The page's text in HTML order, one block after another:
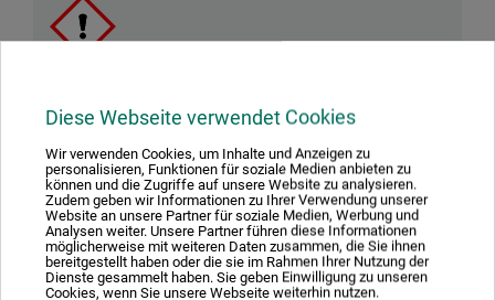
Diese Webseite verwendet Cookies
Wir verwenden Cookies, um Inhalte und Anzeigen zu
personalisieren, Funktionen für soziale Medien anbieten zu
können und die Zugriffe auf unsere Website zu analysieren.
Zudem geben wir Informationen zu Ihrer Verwendung unserer
Website an unsere Partner für soziale Medien, Werbung und
Analysen weiter. Unsere Partner führen diese Informationen
möglicherweise mit weiteren Daten zusammen, die Sie ihnen
bereitgestellt haben oder die sie im Rahmen Ihrer Nutzung der
Dienste gesammelt haben. Sie geben Einwilligung zu unseren
Cookies, wenn Sie unsere Webseite weiterhin nutzen.
schwere Augenreizung. Kann die Atemwege reizen.
Downloads